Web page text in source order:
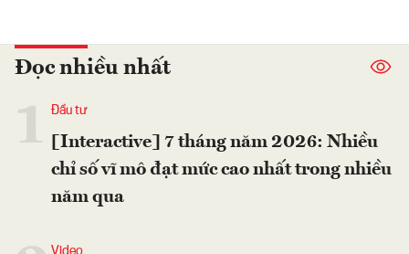
Đọc nhiều nhất
Đầu tư
[Interactive] 7 tháng năm 2026: Nhiều
chỉ số vĩ mô đạt mức cao nhất trong nhiều
năm qua
Video